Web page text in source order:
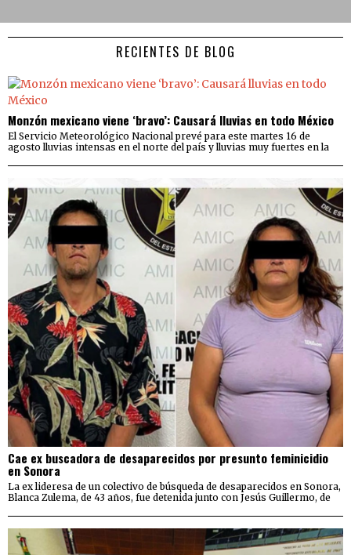
RECIENTES DE BLOG
Monzón mexicano viene ‘bravo’: Causará lluvias en todo México
El Servicio Meteorológico Nacional prevé para este martes 16 de
agosto lluvias intensas en el norte del país y lluvias muy fuertes en la
Cae ex buscadora de desaparecidos por presunto feminicidio
en Sonora
La ex lideresa de un colectivo de búsqueda de desaparecidos en Sonora,
Blanca Zulema, de 43 años, fue detenida junto con Jesús Guillermo, de